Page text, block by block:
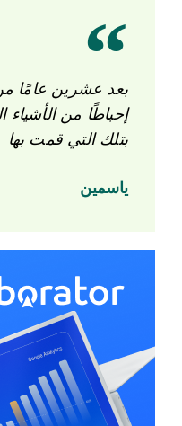
بعد عشرين عامًا
إحباطًا من الأشياء
بتلك التي قمت بها
ياسمين